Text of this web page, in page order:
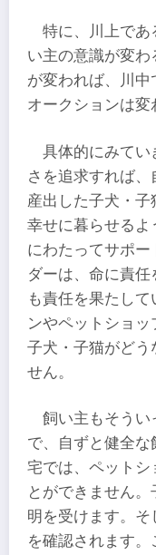
特に、川上であ
い主の意識が変
が変われば、川中
オークションは変
具体的にみてい
さを追求すれば
産出した子犬・子
幸せに暮らせる
にわたってサポ
ダーは、命に責
も責任を果たし
ンやペットショ
子犬・子猫がどう
せん。
飼い主もそうい
で、自ずと健全
宅では、ペットシ
とができません
明を受けます。
を確認されます